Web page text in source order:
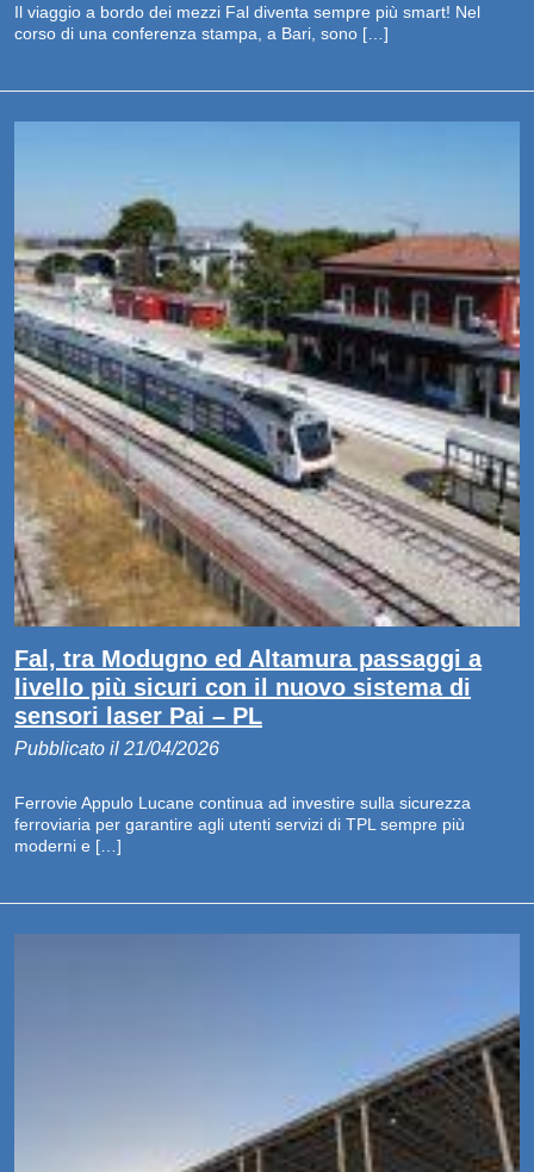
Il viaggio a bordo dei mezzi Fal diventa sempre più smart! Nel
corso di una conferenza stampa, a Bari, sono […]
Fal, tra Modugno ed Altamura passaggi a
livello più sicuri con il nuovo sistema di
sensori laser Pai – PL
Pubblicato il 21/04/2026
Ferrovie Appulo Lucane continua ad investire sulla sicurezza
ferroviaria per garantire agli utenti servizi di TPL sempre più
moderni e […]